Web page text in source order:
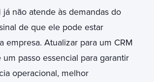
já não atende às demandas do
de que ele pode estar
empresa. Atualizar para um CRM
passo essencial para garantir
operacional, melhor